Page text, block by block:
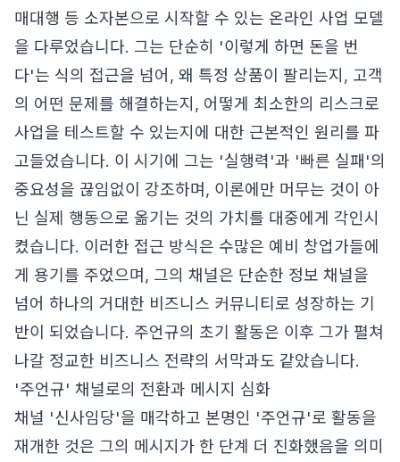
매대행 등 소자본으로 시작할 수 있는 온라인 사업 모델
을 다루었습니다. 그는 단순히 '이렇게 하면 돈을 번
다'는 식의 접근을 넘어, 왜 특정 상품이 팔리는지, 고객
의 어떤 문제를 해결하는지, 어떻게 최소한의 리스크로
사업을 테스트할 수 있는지에 대한 근본적인 원리를 파
고들었습니다. 이 시기에 그는 '실행력'과 '빠른 실패'의
중요성을 끊임없이 강조하며, 이론에만 머무는 것이 아
닌 실제 행동으로 옮기는 것의 가치를 대중에게 각인시
켰습니다. 이러한 접근 방식은 수많은 예비 창업가들에
게 용기를 주었으며, 그의 채널은 단순한 정보 채널을
넘어 하나의 거대한 비즈니스 커뮤니티로 성장하는 기
반이 되었습니다. 주언규의 초기 활동은 이후 그가 펼쳐
나갈 정교한 비즈니스 전략의 서막과도 같았습니다.
'주언규' 채널로의 전환과 메시지 심화
채널 '신사임당'을 매각하고 본명인 '주언규'로 활동을
재개한 것은 그의 메시지가 한 단계 더 진화했음을 의미